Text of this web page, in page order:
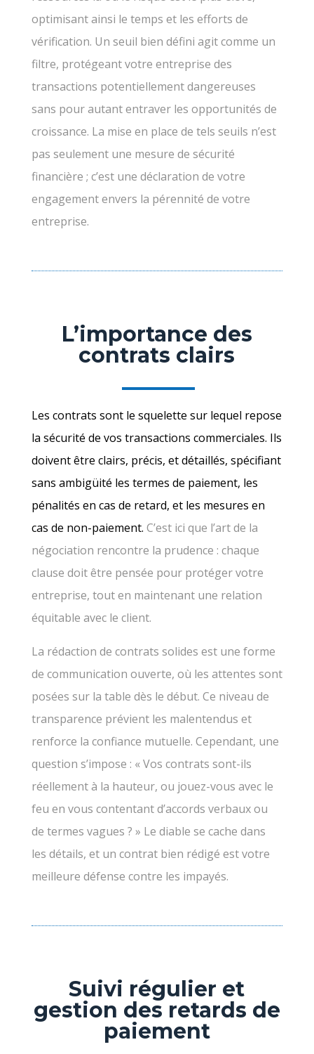
optimisant ainsi le temps et les efforts de
vérification. Un seuil bien défini agit comme un
filtre, protégeant votre entreprise des
transactions potentiellement dangereuses
sans pour autant entraver les opportunités de
croissance. La mise en place de tels seuils n’est
pas seulement une mesure de sécurité
financière ; c’est une déclaration de votre
engagement envers la pérennité de votre
entreprise.
L’importance des
contrats clairs
Les contrats sont le squelette sur lequel repose
la sécurité de vos transactions commerciales. Ils
doivent être clairs, précis, et détaillés, spécifiant
sans ambigüité les termes de paiement, les
pénalités en cas de retard, et les mesures en
cas de non-paiement. C’est ici que l’art de la
négociation rencontre la prudence : chaque
clause doit être pensée pour protéger votre
entreprise, tout en maintenant une relation
équitable avec le client.
La rédaction de contrats solides est une forme
de communication ouverte, où les attentes sont
posées sur la table dès le début. Ce niveau de
transparence prévient les malentendus et
renforce la confiance mutuelle. Cependant, une
question s’impose : « Vos contrats sont-ils
réellement à la hauteur, ou jouez-vous avec le
feu en vous contentant d’accords verbaux ou
de termes vagues ? » Le diable se cache dans
les détails, et un contrat bien rédigé est votre
meilleure défense contre les impayés.
Suivi régulier et
gestion des retards de
paiement